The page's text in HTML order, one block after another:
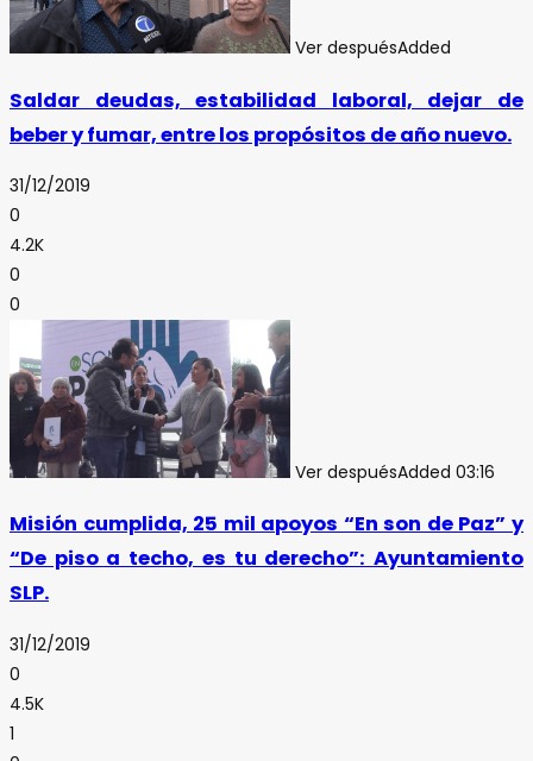
Ver despuésAdded
Saldar deudas, estabilidad laboral, dejar de
beber y fumar, entre los propósitos de año nuevo.
31/12/2019
0
4.2K
0
0
Ver despuésAdded 03:16
Misión cumplida, 25 mil apoyos “En son de Paz” y
“De piso a techo, es tu derecho”: Ayuntamiento
SLP.
31/12/2019
0
4.5K
1